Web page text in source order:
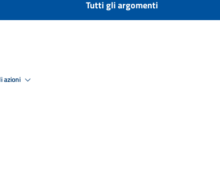
Tutti gli argomenti
azioni